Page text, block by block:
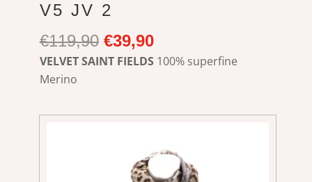
V5 JV 2
€119,90 Ursprünglicher
Preis
€39,90Aktueller
Preis
VELVET SAINT FIELDS 100% superfine
Merino